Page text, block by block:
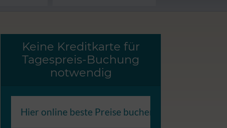
Keine Kreditkarte für
Tagespreis-Buchung
notwendig
Hier online beste Preise buchen